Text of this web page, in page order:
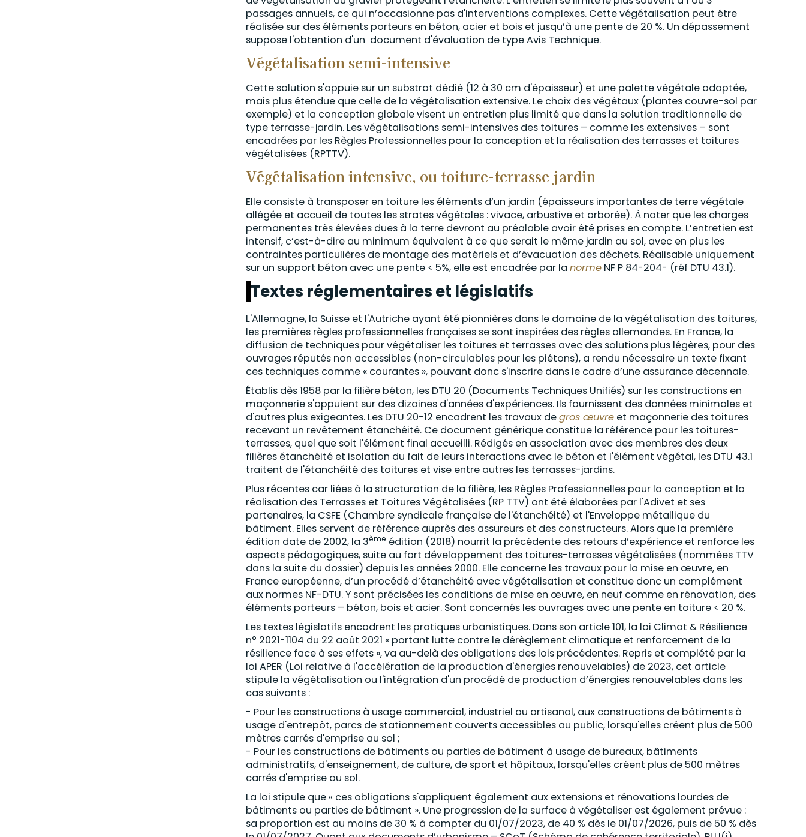
passages annuels, ce qui n’occasionne pas d'interventions complexes. Cette végétalisation peut être
réalisée sur des éléments porteurs en béton, acier et bois et jusqu’à une pente de 20 %. Un dépassement
suppose l'obtention d'un document d'évaluation de type Avis Technique.
Végétalisation semi-intensive
Cette solution s'appuie sur un substrat dédié (12 à 30 cm d'épaisseur) et une palette végétale adaptée,
mais plus étendue que celle de la végétalisation extensive. Le choix des végétaux (plantes couvre-sol par
exemple) et la conception globale visent un entretien plus limité que dans la solution traditionnelle de
type terrasse-jardin. Les végétalisations semi-intensives des toitures – comme les extensives – sont
encadrées par les Règles Professionnelles pour la conception et la réalisation des terrasses et toitures
végétalisées (RPTTV).
Végétalisation intensive, ou toiture-terrasse jardin
Elle consiste à transposer en toiture les éléments d’un jardin (épaisseurs importantes de terre végétale
allégée et accueil de toutes les strates végétales : vivace, arbustive et arborée). À noter que les charges
permanentes très élevées dues à la terre devront au préalable avoir été prises en compte. L’entretien est
intensif, c’est-à-dire au minimum équivalent à ce que serait le même jardin au sol, avec en plus les
contraintes particulières de montage des matériels et d’évacuation des déchets. Réalisable uniquement
sur un support béton avec une pente < 5%, elle est encadrée par la norme NF P 84-204- (réf DTU 43.1).
Textes réglementaires et législatifs
L'Allemagne, la Suisse et l'Autriche ayant été pionnières dans le domaine de la végétalisation des toitures,
les premières règles professionnelles françaises se sont inspirées des règles allemandes. En France, la
diffusion de techniques pour végétaliser les toitures et terrasses avec des solutions plus légères, pour des
ouvrages réputés non accessibles (non-circulables pour les piétons), a rendu nécessaire un texte fixant
ces techniques comme « courantes », pouvant donc s'inscrire dans le cadre d’une assurance décennale.
Établis dès 1958 par la filière béton, les DTU 20 (Documents Techniques Unifiés) sur les constructions en
maçonnerie s'appuient sur des dizaines d'années d'expériences. Ils fournissent des données minimales et
d'autres plus exigeantes. Les DTU 20-12 encadrent les travaux degros œuvre et maçonnerie des toitures
recevant un revêtement étanchéité. Ce document générique constitue la référence pour les toitures-
terrasses, quel que soit l'élément final accueilli. Rédigés en association avec des membres des deux
filières étanchéité et isolation du fait de leurs interactions avec le béton et l'élément végétal, les DTU 43.1
traitent de l'étanchéité des toitures et vise entre autres les terrasses-jardins.
Plus récentes car liées à la structuration de la filière, les Règles Professionnelles pour la conception et la
réalisation des Terrasses et Toitures Végétalisées (RP TTV) ont été élaborées par l'Adivet et ses
partenaires, la CSFE (Chambre syndicale française de l'étanchéité) et l'Enveloppe métallique du
bâtiment. Elles servent de référence auprès des assureurs et des constructeurs. Alors que la première
édition date de 2002, la 3ème édition (2018) nourrit la précédente des retours d’expérience et renforce les
aspects pédagogiques, suite au fort développement des toitures-terrasses végétalisées (nommées TTV
dans la suite du dossier) depuis les années 2000. Elle concerne les travaux pour la mise en œuvre, en
France européenne, d’un procédé d’étanchéité avec végétalisation et constitue donc un complément
aux normes NF-DTU. Y sont précisées les conditions de mise en œuvre, en neuf comme en rénovation, des
éléments porteurs – béton, bois et acier. Sont concernés les ouvrages avec une pente en toiture < 20 %.
Les textes législatifs encadrent les pratiques urbanistiques. Dans son article 101, la loi Climat & Résilience
n° 2021-1104 du 22 août 2021 « portant lutte contre le dérèglement climatique et renforcement de la
résilience face à ses effets », va au-delà des obligations des lois précédentes. Repris et complété par la
loi APER (Loi relative à l'accélération de la production d'énergies renouvelables) de 2023, cet article
stipule la végétalisation ou l'intégration d'un procédé de production d’énergies renouvelables dans les
cas suivants :
- Pour les constructions à usage commercial, industriel ou artisanal, aux constructions de bâtiments à
usage d'entrepôt, parcs de stationnement couverts accessibles au public, lorsqu'elles créent plus de 500
mètres carrés d'emprise au sol ;
- Pour les constructions de bâtiments ou parties de bâtiment à usage de bureaux, bâtiments
administratifs, d'enseignement, de culture, de sport et hôpitaux, lorsqu'elles créent plus de 500 mètres
carrés d'emprise au sol.
La loi stipule que « ces obligations s'appliquent également aux extensions et rénovations lourdes de
bâtiments ou parties de bâtiment ». Une progression de la surface à végétaliser est également prévue :
sa proportion est au moins de 30 % à compter du 01/07/2023, de 40 % dès le 01/07/2026, puis de 50 % dès